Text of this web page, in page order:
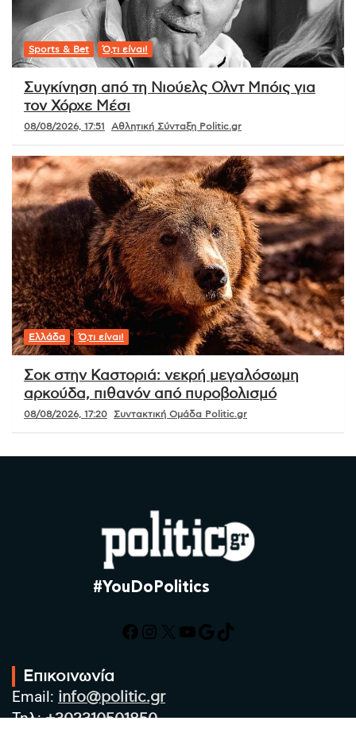
Sports & Bet Ό,τι είναι!
Συγκίνηση από τη Νιούελς Ολντ Μπόις για
τον Χόρχε Μέσι
08/08/2026, 17:51 Αθλητική Σύνταξη Politic.gr
Ελλάδα Ό,τι είναι!
Σοκ στην Καστοριά: νεκρή μεγαλόσωμη
αρκούδα, πιθανόν από πυροβολισμό
08/08/2026, 17:20 Συντακτική Ομάδα Politic.gr
#YouDoPolitics
Facebook
Instagram
X YouTube
Google
TikTok
Επικοινωνία
Email: info@politic.gr
Τηλ:+302310501850